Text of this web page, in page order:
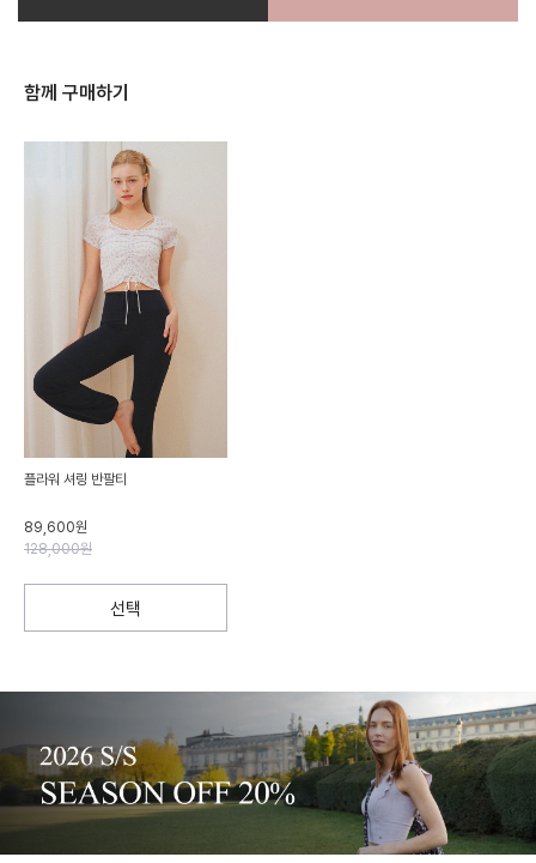
함께 구매하기
플라워 셔링 반팔티
89,600원
128,000원
선택